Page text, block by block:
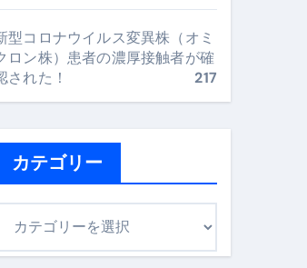
しない
び方
で食べるコツ
型コロナウイルス変異株（オミ
ロン株）患者の濃厚接触者が確
された！
217
カテゴリー